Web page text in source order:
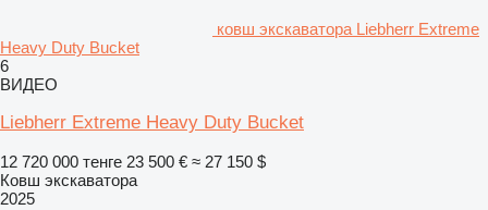
ковш экскаватора Liebherr Extreme
Heavy Duty Bucket
6
ВИДЕО
Liebherr Extreme Heavy Duty Bucket
12 720 000 тенге 23 500 € ≈ 27 150 $
Ковш экскаватора
2025